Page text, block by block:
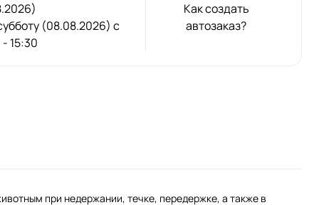
(08.08.2026) с
15:30
Как создать
автозаказ?
при недержании, течке, передержке, а также в